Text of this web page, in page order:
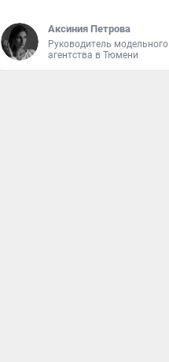
Аксиния Петрова
Руководитель модельного
агентства в Тюмени